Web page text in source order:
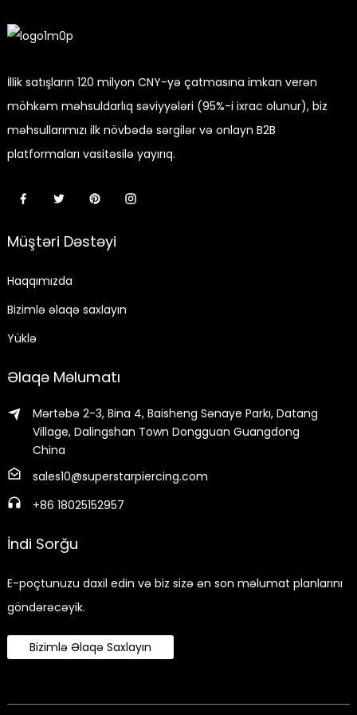
İllik satışların 120 milyon CNY-yə çatmasına imkan verən
möhkəm məhsuldarlıq səviyyələri (95%-i ixrac olunur), biz
məhsullarımızı ilk növbədə sərgilər və onlayn B2B
platformaları vasitəsilə yayırıq.
Müştəri Dəstəyi
Haqqımızda
Bizimlə əlaqə saxlayın
Yüklə
Əlaqə Məlumatı
Mərtəbə 2-3, Bina 4, Baisheng Sənaye Parkı, Datang
Village, Dalingshan Town Dongguan Guangdong
China
sales10@superstarpiercing.com
+86 18025152957
İndi Sorğu
E-poçtunuzu daxil edin və biz sizə ən son məlumat planlarını
göndərəcəyik.
Bizimlə Əlaqə Saxlayın